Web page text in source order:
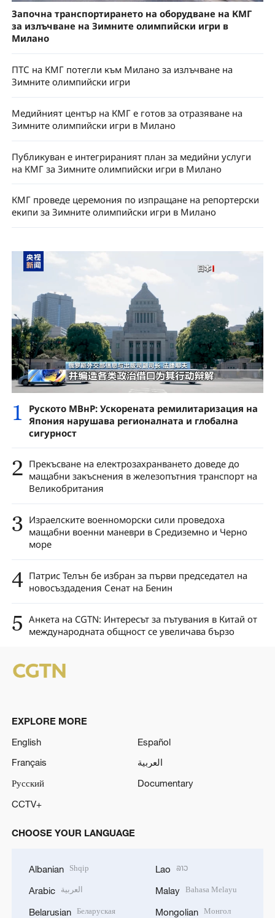
Започна транспортирането на оборудване на КМГ
за излъчване на Зимните олимпийски игри в
Милано
ПТС на КМГ потегли към Милано за излъчване на
Зимните олимпийски игри
Медийният център на КМГ е готов за отразяване на
Зимните олимпийски игри в Милано
Публикуван е интегрираният план за медийни услуги
на КМГ за Зимните олимпийски игри в Милано
КМГ проведе церемония по изпращане на репортерски
екипи за Зимните олимпийски игри в Милано
1
Руското МВнР: Ускорената ремилитаризация на
Япония нарушава регионалната и глобална
сигурност
2 Прекъсване на електрозахранването доведе до
мащабни закъснения в железопътния транспорт на
Великобритания
3 Израелските военноморски сили проведоха
мащабни военни маневри в Средиземно и Черно
море
4 Патрис Телън бе избран за първи председател на
новосъздадения Сенат на Бенин
5 Анкета на CGTN: Интересът за пътувания в Китай от
международната общност се увеличава бързо
EXPLORE MORE
English
Español
Français
العربية
Русский
Documentary
CCTV+
CHOOSE YOUR LANGUAGE
Albanian Shqip
Arabic العربية
Belarusian Беларуская
Lao ລາວ
Malay Bahasa Melayu
Mongolian Монгол